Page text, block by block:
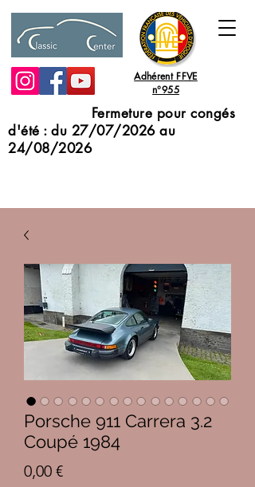
Adhérent FFVE
n°955
Fermeture pour congés
d'été : du 27/07/2026 au
24/08/2026
Porsche 911 Carrera 3.2
Coupé 1984
0,00 €Prix